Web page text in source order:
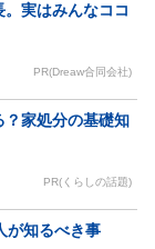
実はみんなココ
PR(Dreaw合同会社)
？家処分の基礎知
PR(くらしの話題)
が知るべき事